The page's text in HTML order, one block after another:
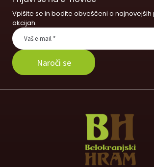
Vpišite se in bodite obveščeni o
akcijah.